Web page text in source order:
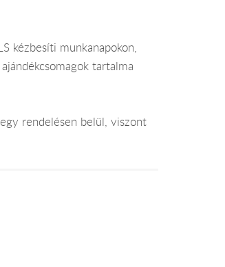
kézbesíti munkanapokon,
tartalma
rendelésen belül, viszont